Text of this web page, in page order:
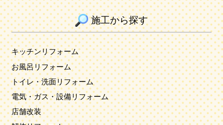
施工から探す
キッチンリフォーム
お風呂リフォーム
トイレ・洗面リフォーム
電気・ガス・設備リフォーム
店舗改装